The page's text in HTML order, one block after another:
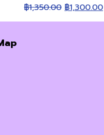
฿1,350.00 Original
price
฿1,300.00